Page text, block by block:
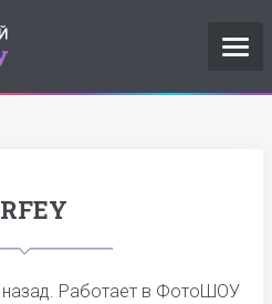
. Работает в ФотоШОУ